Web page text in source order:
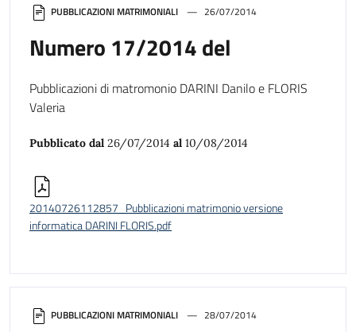
PUBBLICAZIONI MATRIMONIALI 28/07/2014
PUBBLICAZIONI MATRIMONIALI 26/07/2014
Numero 17/2014 del
Pubblicazioni di matromonio DARINI Danilo e FLORIS
Valeria
Pubblicato dal 26/07/2014 al 10/08/2014
20140726112857_Pubblicazioni matrimonio versione
informatica DARINI FLORIS.pdf